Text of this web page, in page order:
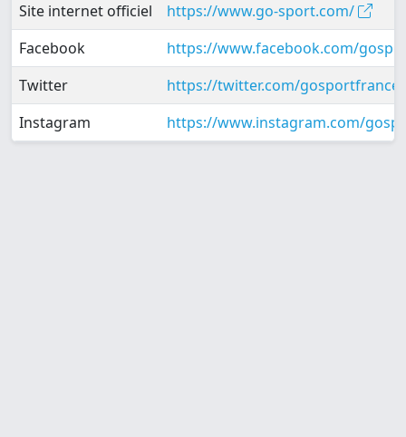
Site internet officiel
https://www.go-sport.com/
Facebook
https://www.facebook.com/
Twitter
https://twitter.com/gosportfrance
Instagram
https://www.instagram.com/